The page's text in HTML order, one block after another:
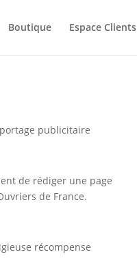
Boutique Espace Clients
publicitaire
de rédiger une page
de France.
récompense